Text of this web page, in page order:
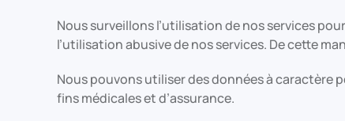
Nous surveillons l’utilisation de nos services
l’utilisation abusive de nos services. De cette
Nous pouvons utiliser des données à caractère
fins médicales et d’assurance.